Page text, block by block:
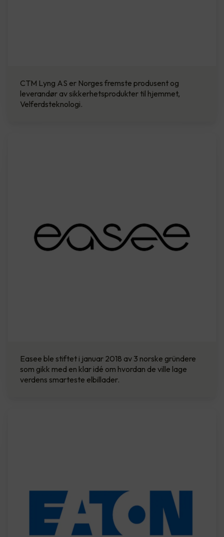
CTM Lyng AS er Norges fremste produsent og
leverandør av sikkerhetsprodukter til hjemmet,
Velferdsteknologi.
Easee ble stiftet i januar 2018 av 3 norske gründere
som gikk med en klar idé om hvordan de ville lage
verdens smarteste elbillader.